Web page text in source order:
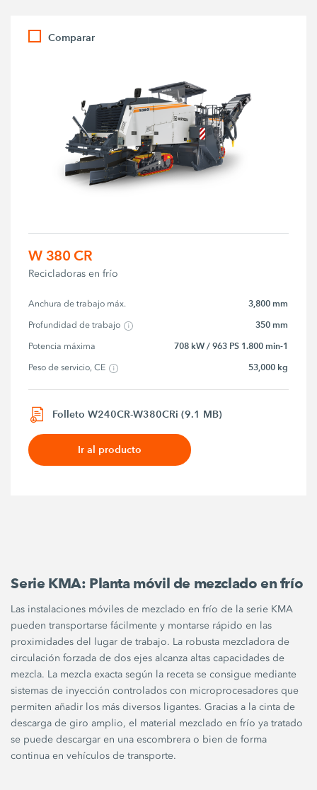
Comparar
W 380 CR
Recicladoras en frío
Anchura de trabajo máx. 3,800 mm
Profundidad de trabajo 350 mm
Potencia máxima 708 kW / 963 PS 1.800 min-1
Peso de servicio, CE 53,000 kg
Folleto W240CR-W380CRi (9.1 MB)
Ir al producto
Serie KMA: Planta móvil de mezclado en frío
Las instalaciones móviles de mezclado en frío de la serie KMA
pueden transportarse fácilmente y montarse rápido en las
proximidades del lugar de trabajo. La robusta mezcladora de
circulación forzada de dos ejes alcanza altas capacidades de
mezcla. La mezcla exacta según la receta se consigue mediante
sistemas de inyección controlados con microprocesadores que
permiten añadir los más diversos ligantes. Gracias a la cinta de
descarga de giro amplio, el material mezclado en frío ya tratado
se puede descargar en una escombrera o bien de forma
continua en vehículos de transporte.